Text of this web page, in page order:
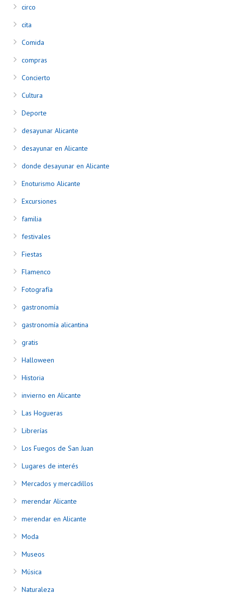
circo
cita
Comida
compras
Concierto
Cultura
Deporte
desayunar Alicante
desayunar en Alicante
donde desayunar en Alicante
Enoturismo Alicante
Excursiones
familia
festivales
Fiestas
Flamenco
Fotografía
gastronomía
gastronomía alicantina
gratis
Halloween
Historia
invierno en Alicante
Las Hogueras
Librerías
Los Fuegos de San Juan
Lugares de interés
Mercados y mercadillos
merendar Alicante
merendar en Alicante
Moda
Museos
Música
Naturaleza